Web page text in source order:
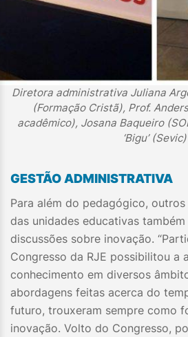
Diretora administrativa Juliana
(Formação Cristã), Prof.
acadêmico), Josana Baqueiro
‘Bigu’ (Sevic)
GESTÃO ADMINISTRATIVA
Para além do pedagógico,
das unidades educativas
discussões sobre inovação.
Congresso da RJE possibilitou a
conhecimento em diversos
abordagens feitas acerca do
futuro, trouxeram sempre como
inovação. Volto do Congresso,